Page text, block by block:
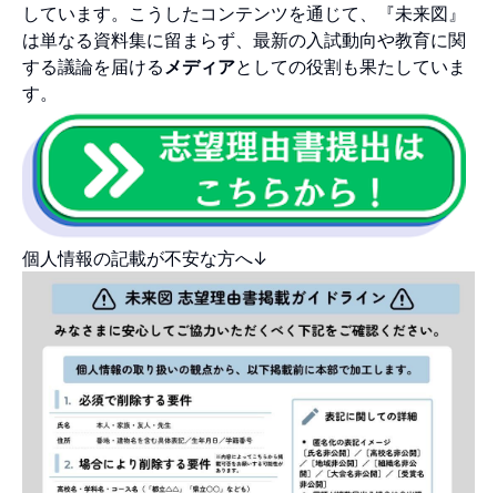
しています。こうしたコンテンツを通じて、『未来図』
は単なる資料集に留まらず、最新の入試動向や教育に関
する議論を届けるメディアとしての役割も果たしていま
す。
個人情報の記載が不安な方へ↓